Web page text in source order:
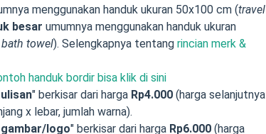
menggunakan handuk ukuran 50x100 cm (travel
besar umumnya menggunakan handuk ukuran
bath towel). Selengkapnya tentang rincian merk &
handuk bordir bisa klik di sini
" berkisar dari harga Rp4.000 (harga selanjutnya
x lebar, jumlah warna).
logo" berkisar dari harga Rp6.000 (harga